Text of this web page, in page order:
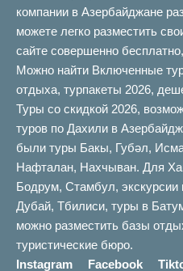
компании в Азербайджане
можете легко разместить
сайте совершенно
Можно найти Включенные
отдыха, турпакеты 2026,
Туры со скидкой 2026,
туров по Дахили в
были туры Бакы, Губəл,
Нафталан, Нахчыван. Для
Бодрум, Стамбул, экскурсии
Дубай, Тбилиси, туры в
можно разместить базы
туристические бюро.
Instagram
Facebook